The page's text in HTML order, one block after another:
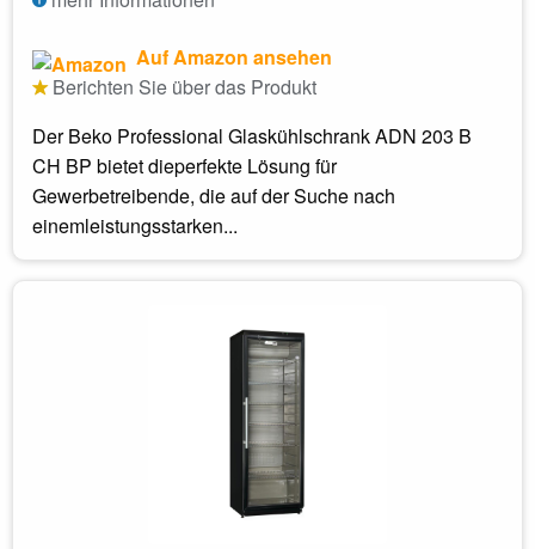
Auf Amazon ansehen
Berichten Sie über das Produkt
Der Beko Professional Glaskühlschrank ADN 203 B
CH BP bietet dieperfekte Lösung für
Gewerbetreibende, die auf der Suche nach
einemleistungsstarken...